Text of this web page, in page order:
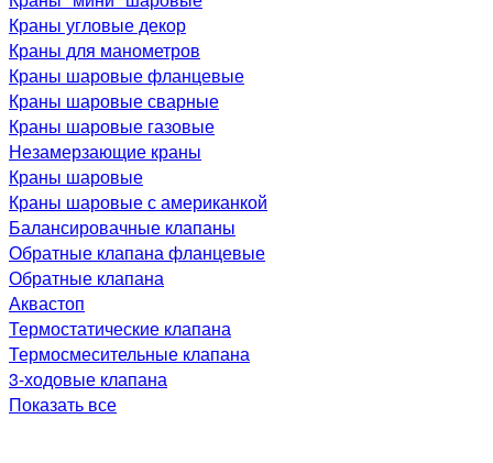
Краны угловые декор
Краны для манометров
Краны шаровые фланцевые
Краны шаровые сварные
Краны шаровые газовые
Незамерзающие краны
Краны шаровые
Краны шаровые с американкой
Балансировачные клапаны
Обратные клапана фланцевые
Обратные клапана
Аквастоп
Термостатические клапана
Термосмесительные клапана
3-ходовые клапана
Показать все